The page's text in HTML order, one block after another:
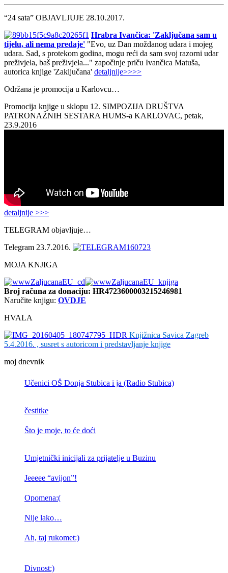
“24 sata” OBJAVLJUJE 28.10.2017.
Hrabra Ivančica: 'Zaključana sam u
tijelu, ali nema predaje' "Evo, uz Dan moždanog udara i mojeg
udara. Sad, s protekom godina, mogu reći da sam svoj razorni udar
preživjela, baš preživjela..." započinje priču Ivančica Matuša,
autorica knjige 'Zaključana' detaljnije>>>>
Održana je promocija u Karlovcu…
Promocija knjige u sklopu 12. SIMPOZIJA DRUŠTVA
PATRONAŽNIH SESTARA HUMS-a KARLOVAC, petak,
23.9.2016
detaljnije >>>
TELEGRAM objavljuje…
Telegram 23.7.2016.
MOJA KNJIGA
Broj računa za donaciju: HR4723600003215246981
Naručite knjigu: OVDJE
HVALA
Knjižnica Savica Zagreb
5.4.2016. , susret s autoricom i predstavljanje knjige
moj dnevnik
Učenici OŠ Donja Stubica i ja (Radio Stubica)
čestitke
Što je moje, to će doći
Umjetnički inicijali za prijatelje u Buzinu
Jeeeee “avijon”!
Opomena:(
Nije lako…
Ah, taj rukomet:)
Divnost:)